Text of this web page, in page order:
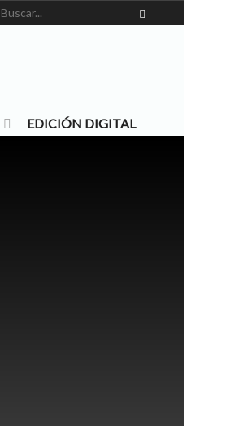
EDICIÓN DIGITAL